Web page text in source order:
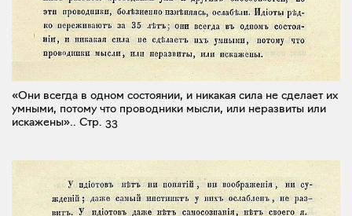
«Они всегда в одном состоянии, и никакая сила не сделает их
умными, потому что проводники мысли, или неразвиты или
искажены».. Стр. 33